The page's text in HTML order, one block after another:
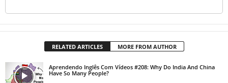
RELATED ARTICLES MORE FROM AUTHOR
Aprendendo Inglês Com Vídeos #208: Why Do India And China
Have So Many People?